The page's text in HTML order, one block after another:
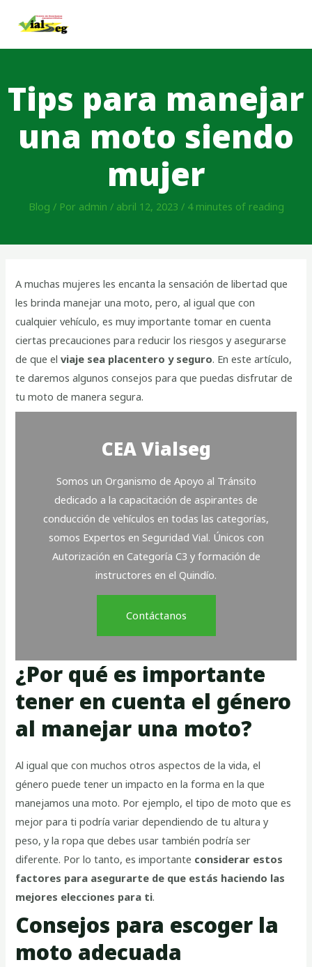
Tips para manejar
una moto siendo
mujer
Blog / Por admin / abril 12, 2023 / 4 minutes of reading
A muchas mujeres les encanta la sensación de libertad que
les brinda manejar una moto, pero, al igual que con
cualquier vehículo, es muy importante tomar en cuenta
ciertas precauciones para reducir los riesgos y asegurarse
de que elviaje sea placentero y seguro. En este artículo,
te daremos algunos consejos para que puedas disfrutar de
tu moto de manera segura.
CEA Vialseg
Somos un Organismo de Apoyo al Tránsito
dedicado a la capacitación de aspirantes de
conducción de vehículos en todas las categorías,
somos Expertos en Seguridad Vial. Únicos con
Autorización en Categoría C3 y formación de
instructores en el Quindío.
Contáctanos
¿Por qué es importante
tener en cuenta el género
al manejar una moto?
Al igual que con muchos otros aspectos de la vida, el
género puede tener un impacto en la forma en la que
manejamos una moto. Por ejemplo, el tipo de moto que es
mejor para ti podría variar dependiendo de tu altura y
peso, y la ropa que debes usar también podría ser
diferente. Por lo tanto, es importante considerar estos
factores para asegurarte de que estás haciendo las
mejores elecciones para ti.
Consejos para escoger la
moto adecuada